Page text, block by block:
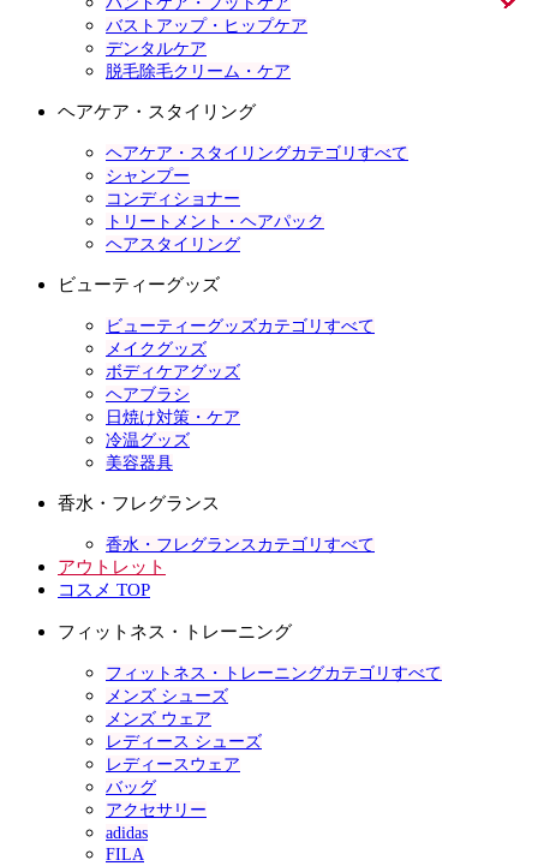
バストアップ・ヒップケア
デンタルケア
脱毛除毛クリーム・ケア
ヘアケア・スタイリング
ヘアケア・スタイリングカテゴリすべて
シャンプー
コンディショナー
トリートメント・ヘアパック
ヘアスタイリング
ビューティーグッズ
ビューティーグッズカテゴリすべて
メイクグッズ
ボディケアグッズ
ヘアブラシ
日焼け対策・ケア
冷温グッズ
美容器具
香水・フレグランス
香水・フレグランスカテゴリすべて
アウトレット
コスメ TOP
フィットネス・トレーニング
フィットネス・トレーニングカテゴリすべて
メンズ シューズ
メンズ ウェア
レディース シューズ
レディースウェア
バッグ
アクセサリー
adidas
FILA